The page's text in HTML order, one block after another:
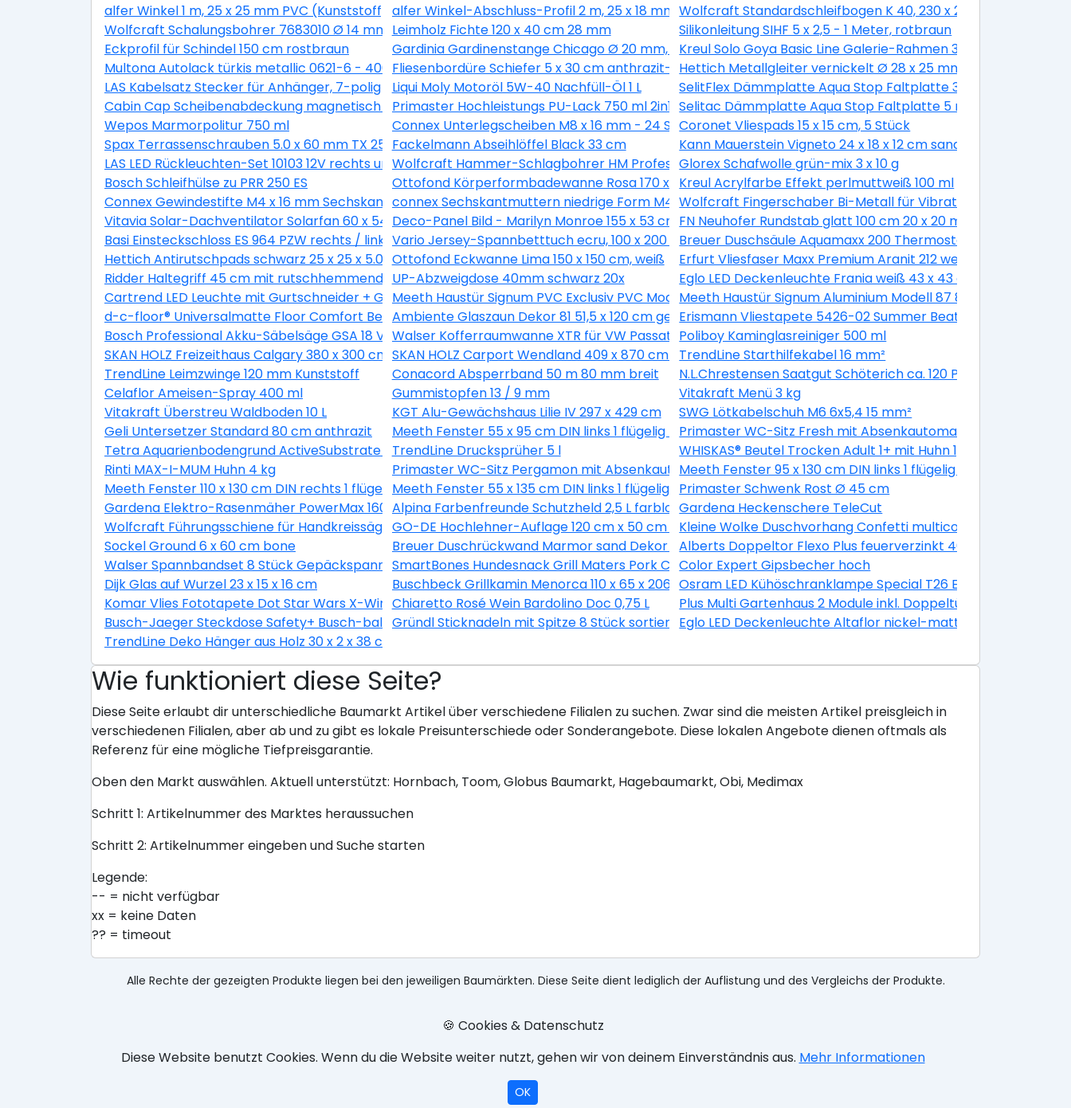
alfer Winkel 1 m, 25 x 25 mm PVC (Kunststoff) glatt weissalfer Winkel-Abschluss-Profil 2 m, 25 x 18 mm Aluminium eloxiert silberWolfcraft Standardschleifbogen K 40, 230 x 280 cm
Wolfcraft Schalungsbohrer 7683010 Ø 14 mm Leimholz Fichte 120 x 40 cm 28 mm
Silikonleitung SIHF 5 x 2,5 - 1 Meter, rotbraun
Eckprofil für Schindel 150 cm rostbraun
Gardinia Gardinenstange Chicago Ø 20 mm, edelstahl-optik, 160 cmKreul Solo Goya Basic Line Galerie-Rahmen 30 x 30 cm
Multona Autolack türkis metallic 0621-6 - 400mlFliesenbordüre Schiefer 5 x 30 cm anthrazit-braunHettich Metallgleiter vernickelt Ø 28 x 25 mm -1 Stück
LAS Kabelsatz Stecker für Anhänger, 7-polig
Liqui Moly Motoröl 5W-40 Nachfüll-Öl 1 L
SelitFlex Dämmplatte Aqua Stop Faltplatte 3 mm stark
Cabin Cap Scheibenabdeckung magnetisch für PKW 94x270cmPrimaster Hochleistungs PU-Lack 750 ml 2in1 schokoladenbraun glänzend
Selitac Dämmplatte Aqua Stop Faltplatte 5 mm stark
Wepos Marmorpolitur 750 ml
Connex Unterlegscheiben M8 x 16 mm - 24 Stk.Coronet Vliespads 15 x 15 cm, 5 Stück
Spax Terrassenschrauben 5.0 x 60 mm TX 25 - 200 Stk.Fackelmann Abseihlöffel Black 33 cm
Kann Mauerstein Vigneto 24 x 18 x 12 cm sandsteingelb
LAS LED Rückleuchten-Set 10103 12V rechts und linksWolfcraft Hammer-Schlagbohrer HM Professional SDS-plus Schaft Ø 6 mm
Glorex Schafwolle grün-mix 3 x 10 g
Bosch Schleifhülse zu PRR 250 ES
Ottofond Körperformbadewanne Rosa 170 x 75 cm, weißKreul Acrylfarbe Effekt perlmuttweiß 100 ml
Connex Gewindestifte M4 x 16 mm Sechskant Innen 2 mm - 20 Stk.connex Sechskantmuttern niedrige Form M4 Stahl verzinkt - 40 StückWolfcraft Fingerschaber Bi-Metall für Vibrationssägen
Vitavia Solar-Dachventilator Solarfan 60 x 54,4 cmDeco-Panel Bild - Marilyn Monroe 155 x 53 cm FN Neuhofer Rundstab glatt 100 cm 20 x 20 mm
Basi Einsteckschloss ES 964 PZW rechts / links Vario Jersey-Spannbetttuch ecru, 100 x 200 cmBreuer Duschsäule Aquamaxx 200 Thermostat Thermostat,
Hettich Antirutschpads schwarz 25 x 25 x 5.0 mm - 18 StückOttofond Eckwanne Lima 150 x 150 cm, weiß
Erfurt Vliesfaser Maxx Premium Aranit 212 weiß 12,5 x 0,53 m
Ridder Haltegriff 45 cm mit rutschhemmender GriffflächeUP-Abzweigdose 40mm schwarz 20x
Eglo LED Deckenleuchte Frania weiß 43 x 43 cm warmweiß
Cartrend LED Leuchte mit Gurtschneider + GlasbrecherMeeth Haustür Signum PVC Exclusiv PVC Modell 70 88 x 200 cm, DIN rechts, weiß/titan
Meeth Haustür Signum Aluminium Modell 87 88 x 200 cm, DIN
d-c-floor® Universalmatte Floor Comfort Beachwood 50 x 80 cmAmbiente Glaszaun Dekor 81 51,5 x 120 cm gehärtetes 8 mm GlasErismann Vliestapete 5426-02 Summer Beat floral beige 10,05
Bosch Professional Akku-Säbelsäge GSA 18 V-LI C Solo in L-BoxxWalser Kofferraumwanne XTR für VW Passat (B6) VariantPoliboy Kaminglasreiniger 500 ml
SKAN HOLZ Freizeithaus Calgary 380 x 300 cm mit 2. Schalung, naturSKAN HOLZ Carport Wendland 409 x 870 cm mit EPDM-DachTrendLine Starthilfekabel 16 mm²
TrendLine Leimzwinge 120 mm Kunststoff
Conacord Absperrband 50 m 80 mm breit
N.L.Chrestensen Saatgut Schöterich ca. 120 Pflanzen
Celaflor Ameisen-Spray 400 ml
Gummistopfen 13 / 9 mm
Vitakraft Menü 3 kg
Vitakraft Überstreu Waldboden 10 L
KGT Alu-Gewächshaus Lilie IV 297 x 429 cm
SWG Lötkabelschuh M6 6x5,4 15 mm²
Geli Untersetzer Standard 80 cm anthrazit
Meeth Fenster 55 x 95 cm DIN links 1 flügelig Dreh-Kipp weißPrimaster WC-Sitz Fresh mit Absenkautomatik
Tetra Aquarienbodengrund ActiveSubstrate 3LTrendLine Drucksprüher 5 l
WHISKAS® Beutel Trocken Adult 1+ mit Huhn 1,9 kg 1,9 kg
Rinti MAX-I-MUM Huhn 4 kg
Primaster WC-Sitz Pergamon mit AbsenkautomatikMeeth Fenster 95 x 130 cm DIN links 1 flügelig Dreh-Kipp
Meeth Fenster 110 x 130 cm DIN rechts 1 flügelig Dreh-Kipp weiß/ titanMeeth Fenster 55 x 135 cm DIN links 1 flügelig Dreh-Kipp golden Oak
Primaster Schwenk Rost Ø 45 cm
Gardena Elektro-Rasenmäher PowerMax 1600/37 inkl. ErsatzmesserAlpina Farbenfreunde Schutzheld 2,5 L farblos mattGardena Heckenschere TeleCut
Wolfcraft Führungsschiene für Handkreissäge 190 x 1450 x 12 mmGO-DE Hochlehner-Auflage 120 cm x 50 cm x 7 cm, grau, anthrazitKleine Wolke Duschvorhang Confetti multicolor, 180 x 200 cm
Sockel Ground 6 x 60 cm bone
Breuer Duschrückwand Marmor sand Dekor 150 x 255 x 0,3 cmAlberts Doppeltor Flexo Plus feuerverzinkt 400 x 160 cm
Walser Spannbandset 8 Stück Gepäckspanner 8 teiligSmartBones Hundesnack Grill Maters Pork Chop 3 StückColor Expert Gipsbecher hoch
Dijk Glas auf Wurzel 23 x 15 x 16 cm
Buschbeck Grillkamin Menorca 110 x 65 x 206 cmOsram LED Kühöschranklampe Special T26 E14 2,3W
Komar Vlies Fototapete Dot Star Wars X-Wing Ø 128 cm selbstklebend
Chiaretto Rosé Wein Bardolino Doc 0,75 L
Plus Multi Gartenhaus 2 Module inkl. Doppeltür 10,5 m²
Busch-Jaeger Steckdose Safety+ Busch-balance® SI, alpinweiß, 20 EUCB-914
Gründl Sticknadeln mit Spitze 8 Stück sortiert Eglo LED Deckenleuchte Altaflor nickel-matt 65 x 30 cm
TrendLine Deko Hänger aus Holz 30 x 2 x 38 cm
Wie funktioniert diese Seite?
Diese Seite erlaubt dir unterschiedliche Baumarkt Artikel über verschiedene Filialen zu suchen. Zwar sind die meisten Artikel preisgleich in
verschiedenen Filialen, aber ab und zu gibt es lokale Preisunterschiede oder Sonderangebote. Diese lokalen Angebote dienen oftmals als
Referenz für eine mögliche Tiefpreisgarantie.
Oben den Markt auswählen. Aktuell unterstützt: Hornbach, Toom, Globus Baumarkt, Hagebaumarkt, Obi, Medimax
Schritt 1: Artikelnummer des Marktes heraussuchen
Schritt 2: Artikelnummer eingeben und Suche starten
Legende:
-- = nicht verfügbar
xx = keine Daten
?? = timeout
Alle Rechte der gezeigten Produkte liegen bei den jeweiligen Baumärkten. Diese Seite dient lediglich der Auflistung und des Vergleichs der Produkte.
🍪 Cookies & Datenschutz
Diese Website benutzt Cookies. Wenn du die Website weiter nutzt, gehen wir von deinem Einverständnis aus. Mehr Informationen
OK